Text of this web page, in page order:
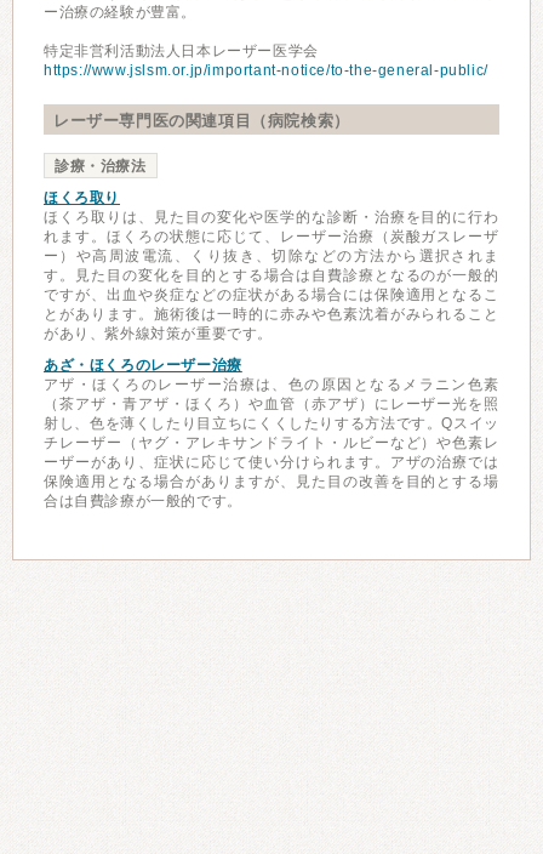
ー治療の経験が豊富。
特定非営利活動法人日本レーザー医学会
https://www.jslsm.or.jp/important-notice/to-the-general-public/
レーザー専門医の関連項目（病院検索）
診療・治療法
ほくろ取り
ほくろ取りは、見た目の変化や医学的な診断・治療を目的に行わ
れます。ほくろの状態に応じて、レーザー治療（炭酸ガスレーザ
ー）や高周波電流、くり抜き、切除などの方法から選択されま
す。見た目の変化を目的とする場合は自費診療となるのが一般的
ですが、出血や炎症などの症状がある場合には保険適用となるこ
とがあります。施術後は一時的に赤みや色素沈着がみられること
があり、紫外線対策が重要です。
あざ・ほくろのレーザー治療
アザ・ほくろのレーザー治療は、色の原因となるメラニン色素
（茶アザ・青アザ・ほくろ）や血管（赤アザ）にレーザー光を照
射し、色を薄くしたり目立ちにくくしたりする方法です。Qスイッ
チレーザー（ヤグ・アレキサンドライト・ルビーなど）や色素レ
ーザーがあり、症状に応じて使い分けられます。アザの治療では
保険適用となる場合がありますが、見た目の改善を目的とする場
合は自費診療が一般的です。